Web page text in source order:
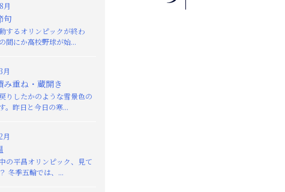
月
句
するオリンピックが終わ
間にか高校野球が始...
月
み重ね・蔵開き
りしたかのような雪景色の
。昨日と今日の寒...
月
の平昌オリンピック、見て
冬季五輪では、...